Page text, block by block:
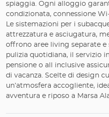
spiaggia. Ogni alloggio
condizionata, connessione
Le sistemazioni per i
attrezzatura e asciugatura,
offrono aree living separate e
pulizia quotidiana, il servizio
pensione o all inclusive
di vacanza. Scelte di design
un’atmosfera accogliente,
avventura e riposo a Marsa